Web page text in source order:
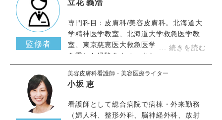
立花 義浩
監修者
専門科目：皮膚科/美容皮膚科。北海道大
学精神医学教室、北海道大学救急医学教
室、東京慈恵医大救急医学教室にて修練
を重ねた経験をもつ。また、銀座にて美
容皮膚科医として、都内皮膚科クリニッ
クにて、皮膚科医としての勤務経験をも
つ。
美容皮膚科看護師・美容医療ライター
小坂 恵
看護師として総合病院で病棟・外来勤務
（婦人科、整形外科、脳神経外科、放射